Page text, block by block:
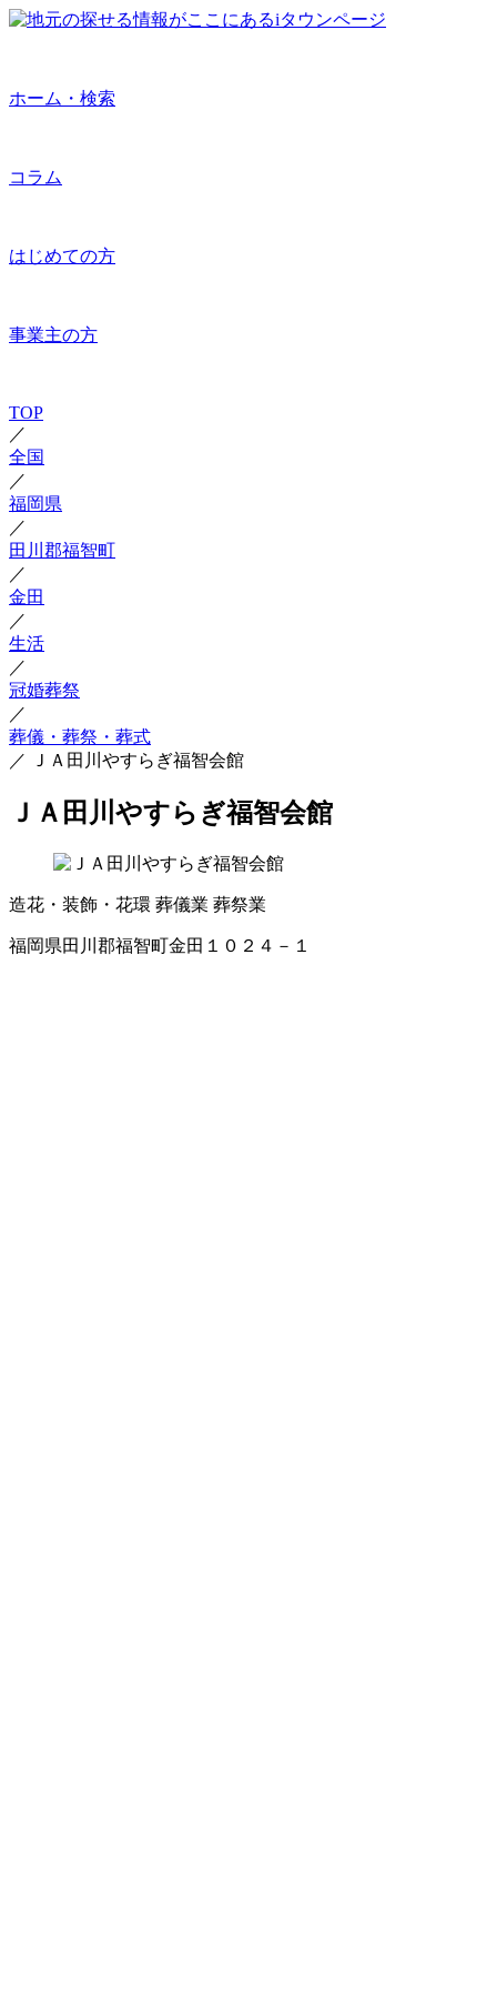
ホーム・検索
コラム
はじめての方
事業主の方
TOP
／
全国
／
福岡県
／
田川郡福智町
／
金田
／
生活
／
冠婚葬祭
／
葬儀・葬祭・葬式
／
ＪＡ田川やすらぎ福智会館
ＪＡ田川やすらぎ福智会館
造花・装飾・花環 葬儀業 葬祭業
福岡県田川郡福智町金田１０２４－１